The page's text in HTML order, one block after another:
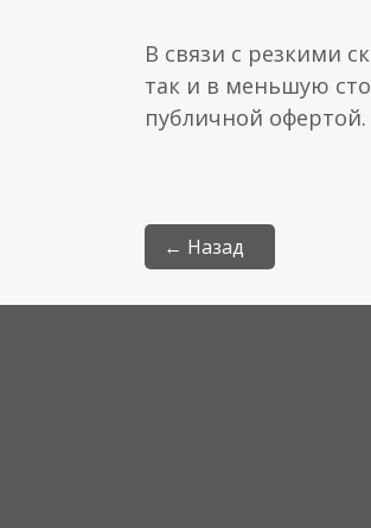
В связи с резкими
так и в меньшую
публичной офертой.
← Назад